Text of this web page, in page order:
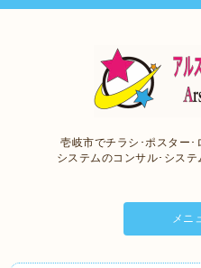
壱岐市でチラシ･ポスター･
システムのコンサル･システ
メニ